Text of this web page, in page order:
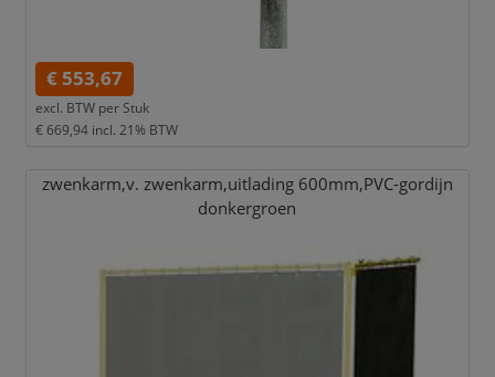
€ 553,67
excl. BTW per Stuk
€ 669,94 incl. 21% BTW
zwenkarm,v. zwenkarm,uitlading 600mm,PVC-gordijn
donkergroen